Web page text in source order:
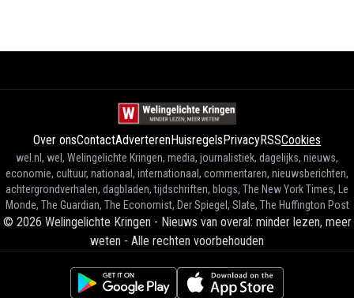
Over onsContactAdverterenHuisregelsPrivacyRSSCookies
wel.nl, wel, Welingelichte Kringen, media, journalistiek, dagelijks, nieuws,
economie, cultuur, nationaal, internationaal, commentaren, nieuwsberichten,
achtergrondverhalen, dagbladen, tijdschriften, blogs, The New York Times, Le
Monde, The Guardian, The Economist, Der Spiegel, Slate, The Huffington Post
© 2026 Welingelichte Kringen - Nieuws van overal: minder lezen, meer
weten - Alle rechten voorbehouden